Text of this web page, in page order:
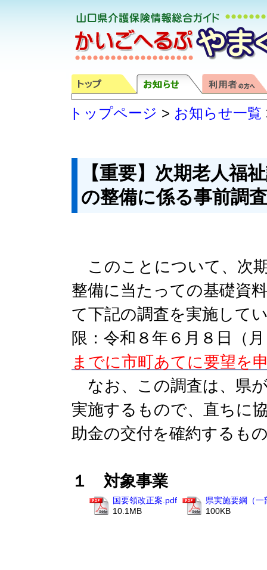
トップページ > お知らせ一覧
【重要】次期老人福
の整備に係る事前調
このことについて、次
整備に当たっての基礎資
て下記の調査を実施して
限：令和８年６月８日（
までに市町あてに要望を
なお、この調査は、県
実施するもので、直ちに
助金の交付を確約するも
１ 対象事業
国要領改正案.pdf
10.1MB
県実施要綱（一
100KB